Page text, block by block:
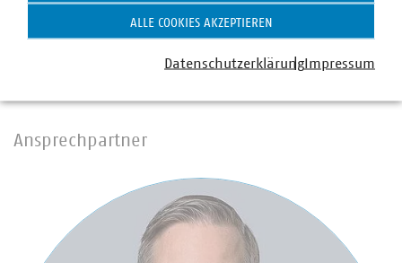
Planungssicherheit benötigen. Wir werden uns als Land
Hessen in dem regulatorischen Prozess gegenüber der
Bundesnetzagentur aktiv einbringen.“
Ansprechpartner
ALLE COOKIES AKZEPTIEREN
DatenschutzerklärungImpressum